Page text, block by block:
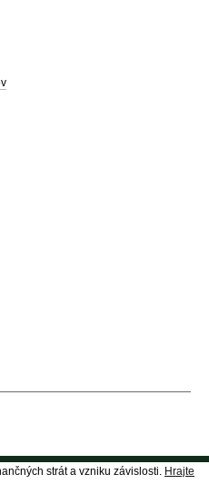
strát a vzniku závislosti. Hrajte